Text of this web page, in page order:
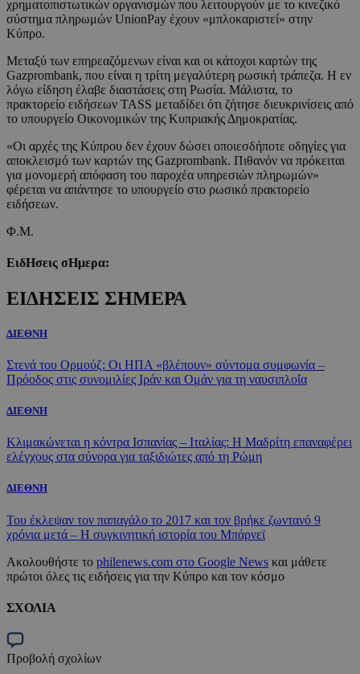
χρηματοπιστωτικών οργανισμών που λειτουργούν με το κινεζικό
σύστημα πληρωμών UnionPay έχουν «μπλοκαριστεί» στην
Κύπρο.
Μεταξύ των επηρεαζόμενων είναι και οι κάτοχοι καρτών της
Gazprombank, που είναι η τρίτη μεγαλύτερη ρωσική τράπεζα. Η εν
λόγω είδηση έλαβε διαστάσεις στη Ρωσία. Μάλιστα, το
πρακτορείο ειδήσεων TASS μεταδίδει ότι ζήτησε διευκρινίσεις από
το υπουργείο Οικονομικών της Κυπριακής Δημοκρατίας.
«Οι αρχές της Κύπρου δεν έχουν δώσει οποιεσδήποτε οδηγίες για
αποκλεισμό των καρτών της Gazprombank. Πιθανόν να πρόκειται
για μονομερή απόφαση του παροχέα υπηρεσιών πληρωμών»
φέρεται να απάντησε το υπουργείο στο ρωσικό πρακτορείο
ειδήσεων.
Φ.Μ.
ΕιδΗσεις σΗμερα:
ΕΙΔΗΣΕΙΣ ΣΗΜΕΡΑ
ΔΙΕΘΝΗ
Στενά του Ορμούζ: Οι ΗΠΑ «βλέπουν» σύντομα συμφωνία –
Πρόοδος στις συνομιλίες Ιράν και Ομάν για τη ναυσιπλοΐα
ΔΙΕΘΝΗ
Κλιμακώνεται η κόντρα Ισπανίας – Ιταλίας: Η Μαδρίτη επαναφέρει
ελέγχους στα σύνορα για ταξιδιώτες από τη Ρώμη
ΔΙΕΘΝΗ
Του έκλεψαν τον παπαγάλο το 2017 και τον βρήκε ζωντανό 9
χρόνια μετά – Η συγκινητική ιστορία του Μπάρνεϊ
Ακολουθήστε το philenews.com στο Google News και μάθετε
πρώτοι όλες τις ειδήσεις για την Κύπρο και τον κόσμο
ΣΧΟΛΙΑ
Προβολή σχολίων